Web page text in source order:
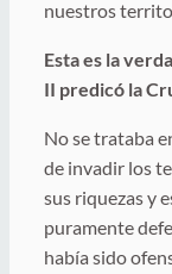
nuestros
Esta es la
II predicó la
No se trataba
de invadir los
sus riquezas y
puramente
había sido